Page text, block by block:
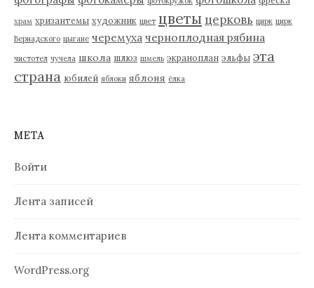
храм хризантемы художник цвет цветы церковь цирк цирк
Вернадского цыгане черемуха черноплодная рябина
чистотел чучела школа шлюз шмель экраноплан эльфы эта
страна юбилей яблоки яблоня ёлка
МЕТА
Войти
Лента записей
Лента комментариев
WordPress.org